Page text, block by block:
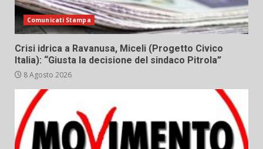
Comunicati Stampa
Crisi idrica a Ravanusa, Miceli (Progetto Civico
Italia): “Giusta la decisione del sindaco Pitrola”
8 Agosto 2026